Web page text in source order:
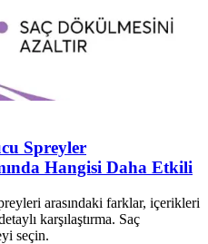
Spreyler
Hangisi Daha Etkili
arasındaki farklar, içerikleri
karşılaştırma. Saç
seçin.